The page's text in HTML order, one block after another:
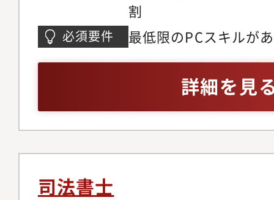
割
必須要件 最低限のPCスキルが
詳細を見
司法書士